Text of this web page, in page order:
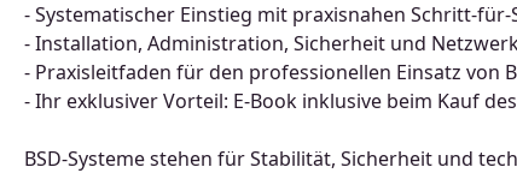
- Systematischer Einstieg mit praxisnahen Schritt-
- Installation, Administration, Sicherheit und
- Praxisleitfaden für den professionellen Einsatz von
- Ihr exklusiver Vorteil: E-Book inklusive beim Kauf
BSD-Systeme stehen für Stabilität, Sicherheit und